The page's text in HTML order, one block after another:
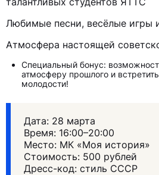
Любимые песни, весёлые игры
Атмосфера настоящей
Специальный бонус:
атмосферу прошлого и
молодости!
Дата: 28 марта
Время: 16:00–20:00
Место: МК «Моя история»
Стоимость: 500 рублей
Дресс-код: стиль СССР